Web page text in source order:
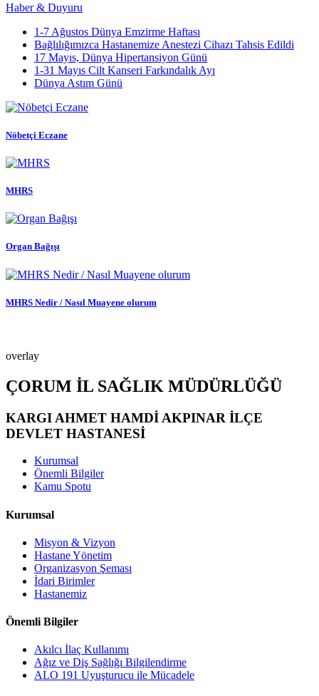
Haber & Duyuru
1-7 Ağustos Dünya Emzirme Haftası
Bağlılığımızca Hastanemize Anestezi Cihazı Tahsis Edildi
17 Mayıs, Dünya Hipertansiyon Günü
1-31 Mayıs Cilt Kanseri Farkındalık Ayı
Dünya Astım Günü
Nöbetçi Eczane
MHRS
Organ Bağışı
MHRS Nedir / Nasıl Muayene olurum
overlay
ÇORUM İL SAĞLIK MÜDÜRLÜĞÜ
KARGI AHMET HAMDİ AKPINAR İLÇE
DEVLET HASTANESİ
Kurumsal
Önemli Bilgiler
Kamu Spotu
Kurumsal
Misyon & Vizyon
Hastane Yönetim
Organizasyon Şeması
İdari Birimler
Hastanemiz
Önemli Bilgiler
Akılcı İlaç Kullanımı
Ağız ve Diş Sağlığı Bilgilendirme
ALO 191 Uyuşturucu ile Mücadele